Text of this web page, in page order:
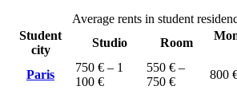
Average rents in student
Student
city
Studio Room
Paris
750 € – 1
100 €
550 € –
750 €
800